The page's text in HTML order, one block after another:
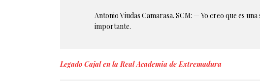
Antonio Viudas Camarasa. SCM: — Yo creo que es
importante.
Legado Cajal en la Real Academia de Extremadura